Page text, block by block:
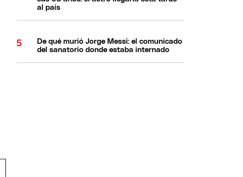
al país
De qué murió Jorge Messi: el comunicado
del sanatorio donde estaba internado